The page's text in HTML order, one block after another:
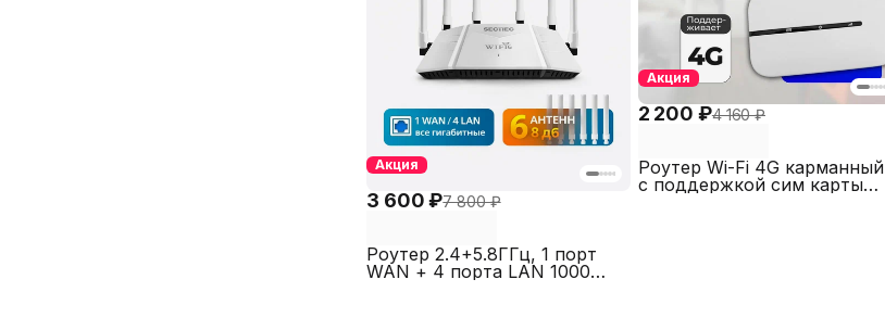
Акция
3 600 ₽7 800 ₽
Роутер 2.4+5.8ГГц, 1 порт
WAN + 4 порта LAN 1000
Акция
2 200 ₽4 160 ₽
Роутер Wi-Fi 4G карманный
c поддержкой сим карты